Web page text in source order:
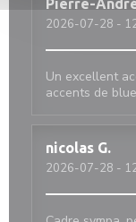
Pierre-
2026-07-28 -
Un excellent
accents de
nicolas G
2026-07-28 -